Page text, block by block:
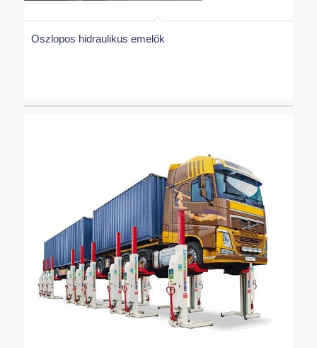
Oszlopos hidraulikus emelők